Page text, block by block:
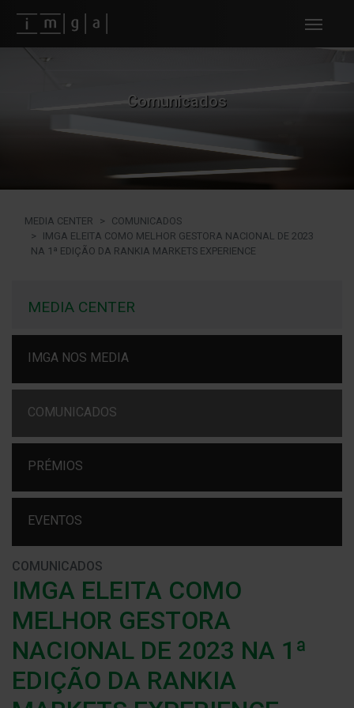
Fundos imga
Comunicados
MEDIA CENTER
COMUNICADOS
IMGA ELEITA COMO MELHOR GESTORA NACIONAL DE 2023
NA 1ª EDIÇÃO DA RANKIA MARKETS EXPERIENCE
MEDIA CENTER
IMGA NOS MEDIA
COMUNICADOS
PRÉMIOS
EVENTOS
COMUNICADOS
IMGA ELEITA COMO
MELHOR GESTORA
NACIONAL DE 2023 NA 1ª
EDIÇÃO DA RANKIA